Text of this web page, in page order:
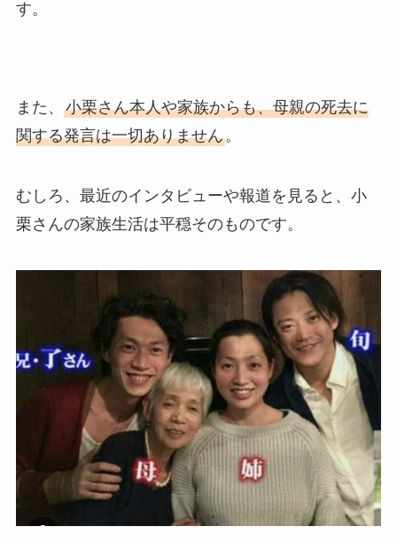
す。
また、 小栗さん本人や家族からも、母親の死去に
関する発言は一切ありません。
むしろ、最近のインタビューや報道を見ると、小
栗さんの家族生活は平穏そのものです。